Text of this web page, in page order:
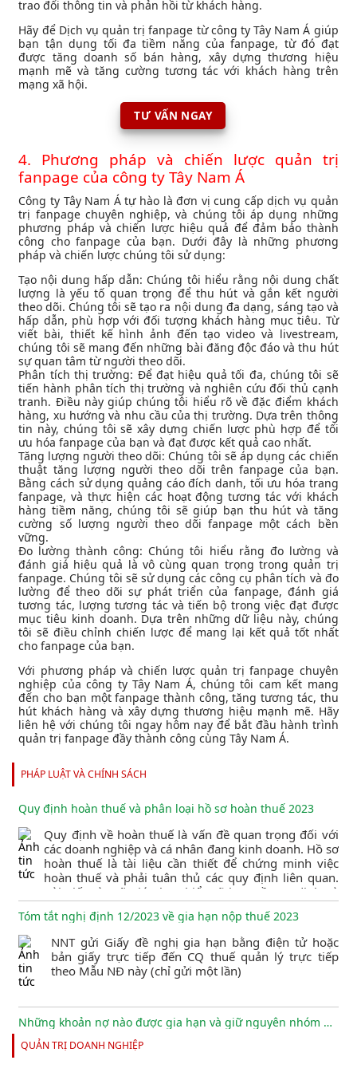
trao đổi thông tin và phản hồi từ khách hàng.
Hãy để Dịch vụ quản trị fanpage từ công ty Tây Nam Á giúp
bạn tận dụng tối đa tiềm năng của fanpage, từ đó đạt
được tăng doanh số bán hàng, xây dựng thương hiệu
mạnh mẽ và tăng cường tương tác với khách hàng trên
mạng xã hội.
TƯ VẤN NGAY
4. Phương pháp và chiến lược quản trị
fanpage của công ty Tây Nam Á
Công ty Tây Nam Á tự hào là đơn vị cung cấp dịch vụ quản
trị fanpage chuyên nghiệp, và chúng tôi áp dụng những
phương pháp và chiến lược hiệu quả để đảm bảo thành
công cho fanpage của bạn. Dưới đây là những phương
pháp và chiến lược chúng tôi sử dụng:
Tạo nội dung hấp dẫn: Chúng tôi hiểu rằng nội dung chất
lượng là yếu tố quan trọng để thu hút và gắn kết người
theo dõi. Chúng tôi sẽ tạo ra nội dung đa dạng, sáng tạo và
hấp dẫn, phù hợp với đối tượng khách hàng mục tiêu. Từ
viết bài, thiết kế hình ảnh đến tạo video và livestream,
chúng tôi sẽ mang đến những bài đăng độc đáo và thu hút
sự quan tâm từ người theo dõi.
Phân tích thị trường: Để đạt hiệu quả tối đa, chúng tôi sẽ
tiến hành phân tích thị trường và nghiên cứu đối thủ cạnh
tranh. Điều này giúp chúng tôi hiểu rõ về đặc điểm khách
hàng, xu hướng và nhu cầu của thị trường. Dựa trên thông
tin này, chúng tôi sẽ xây dựng chiến lược phù hợp để tối
ưu hóa fanpage của bạn và đạt được kết quả cao nhất.
Tăng lượng người theo dõi: Chúng tôi sẽ áp dụng các chiến
thuật tăng lượng người theo dõi trên fanpage của bạn.
Bằng cách sử dụng quảng cáo đích danh, tối ưu hóa trang
fanpage, và thực hiện các hoạt động tương tác với khách
hàng tiềm năng, chúng tôi sẽ giúp bạn thu hút và tăng
cường số lượng người theo dõi fanpage một cách bền
vững.
Đo lường thành công: Chúng tôi hiểu rằng đo lường và
đánh giá hiệu quả là vô cùng quan trọng trong quản trị
fanpage. Chúng tôi sẽ sử dụng các công cụ phân tích và đo
lường để theo dõi sự phát triển của fanpage, đánh giá
tương tác, lượng tương tác và tiến bộ trong việc đạt được
mục tiêu kinh doanh. Dựa trên những dữ liệu này, chúng
tôi sẽ điều chỉnh chiến lược để mang lại kết quả tốt nhất
cho fanpage của bạn.
Với phương pháp và chiến lược quản trị fanpage chuyên
nghiệp của công ty Tây Nam Á, chúng tôi cam kết mang
đến cho bạn một fanpage thành công, tăng tương tác, thu
hút khách hàng và xây dựng thương hiệu mạnh mẽ. Hãy
liên hệ với chúng tôi ngay hôm nay để bắt đầu hành trình
quản trị fanpage đầy thành công cùng Tây Nam Á.
PHÁP LUẬT VÀ CHÍNH SÁCH
Quy định hoàn thuế và phân loại hồ sơ hoàn thuế 2023
Quy định về hoàn thuế là vấn đề quan trọng đối với
các doanh nghiệp và cá nhân đang kinh doanh. Hồ sơ
hoàn thuế là tài liệu cần thiết để chứng minh việc
hoàn thuế và phải tuân thủ các quy định liên quan.
Bài viết này sẽ giúp bạn hiểu rõ hơn về quy định và
phân loại hồ sơ hoàn thuế để giảm thiểu các rủi ro
liên quan đến thuế.
Tóm tắt nghị định 12/2023 về gia hạn nộp thuế 2023
NNT gửi Giấy đề nghị gia hạn bằng điện tử hoặc
bản giấy trực tiếp đến CQ thuế quản lý trực tiếp
theo Mẫu NĐ này (chỉ gửi một lần)
Những khoản nợ nào được gia hạn và giữ nguyên nhóm nợ?
Ngân hàng Nhà nước vừa ban hành Thông tư số
QUẢN TRỊ DOANH NGHIỆP